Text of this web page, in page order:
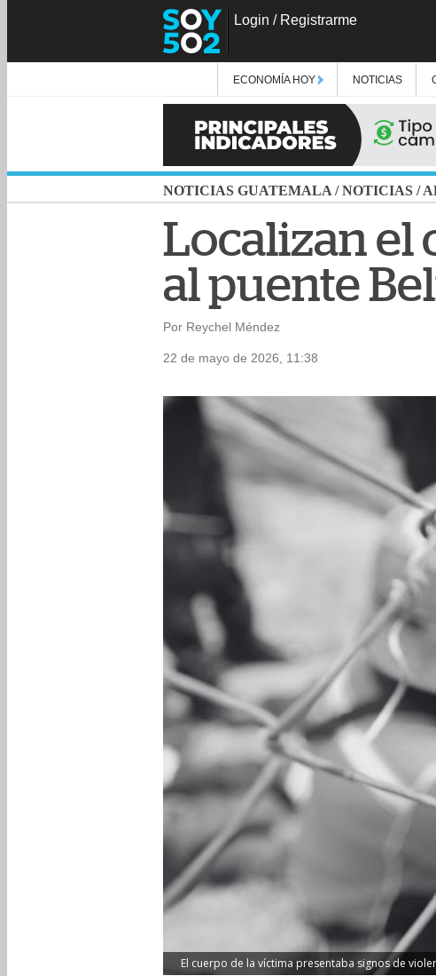
Login / Registrarme
ECONOMÍA HOY NOTICIAS
NOTICIAS GUATEMALA /NOTICIAS /
Localizan el
al puente
Por Reychel Méndez
22 de mayo de 2026, 11:38
El cuerpo de la víctima presentaba signos de